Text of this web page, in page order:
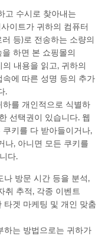
고 수시로 찾아내는
이트가 귀하의 컴퓨터
등)로 전송하는 소량의
하면 본 쇼핑몰의
내용을 읽고, 귀하의
에 따른 성명 등의 추가
.
를 개인적으로 식별하
선택권이 있습니다. 웹
키를 다 받아들이거나,
나, 아니면 모든 쿠키를
다.
나 방문 시간 등을 분석,
취 추적, 각종 이벤트
타겟 마케팅 및 개인 맞춤
하는 방법으로는 귀하가